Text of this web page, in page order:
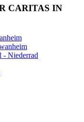
CARITAS IN
- Niederrad